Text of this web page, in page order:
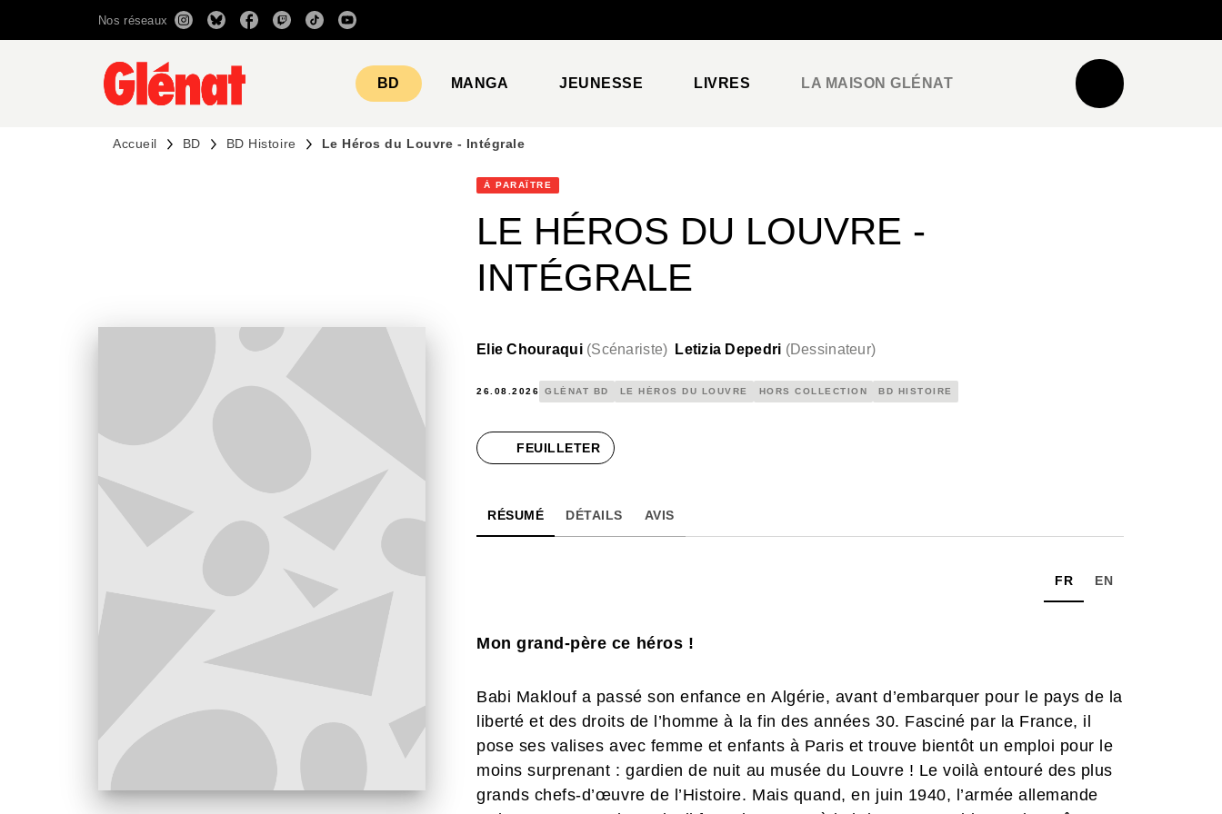
RECHERCHE CONTENU
Nos réseaux
BD MANGA JEUNESSE LIVRES LA MAISON GLÉNAT
Accueil BD BD Histoire Le Héros du Louvre - Intégrale
À PARAÎTRE
LE HÉROS DU LOUVRE -
INTÉGRALE
Elie Chouraqui (Scénariste) Letizia Depedri (Dessinateur)
26.08.2026 GLÉNAT BD LE HÉROS DU LOUVRE HORS COLLECTION BD HISTOIRE
FEUILLETER
RÉSUMÉ DÉTAILS AVIS
FR EN
Mon grand-père ce héros !
Babi Maklouf a passé son enfance en Algérie, avant d’embarquer pour le pays de la
liberté et des droits de l’homme à la fin des années 30. Fasciné par la France, il
pose ses valises avec femme et enfants à Paris et trouve bientôt un emploi pour le
moins surprenant : gardien de nuit au musée du Louvre ! Le voilà entouré des plus
grands chefs-d’œuvre de l’Histoire. Mais quand, en juin 1940, l’armée allemande